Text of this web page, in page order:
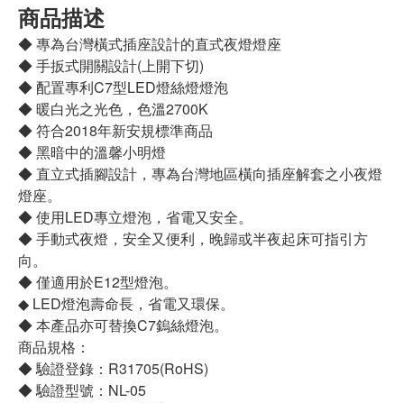
商品描述
◆ 專為台灣橫式插座設計的直式夜燈燈座
◆ 手扳式開關設計(上開下切)
◆ 配置專利C7型LED燈絲燈燈泡
◆ 暖白光之光色，色溫2700K
◆ 符合2018年新安規標準商品
◆ 黑暗中的溫馨小明燈
◆ 直立式插腳設計，專為台灣地區橫向插座解套之小夜燈
燈座。
◆ 使用LED專立燈泡，省電又安全。
◆ 手動式夜燈，安全又便利，晚歸或半夜起床可指引方
向。
◆ 僅適用於E12型燈泡。
◆ LED燈泡壽命長，省電又環保。
◆ 本產品亦可替換C7鎢絲燈泡。
商品規格：
◆ 驗證登錄：R31705(RoHS)
◆ 驗證型號：NL-05